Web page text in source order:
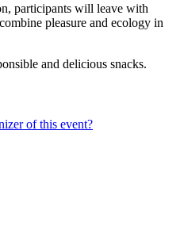
participants will leave with
pleasure and ecology in
and delicious snacks.
of this event?